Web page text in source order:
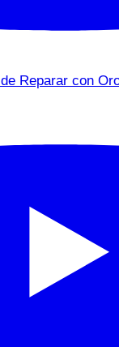
Reparar con